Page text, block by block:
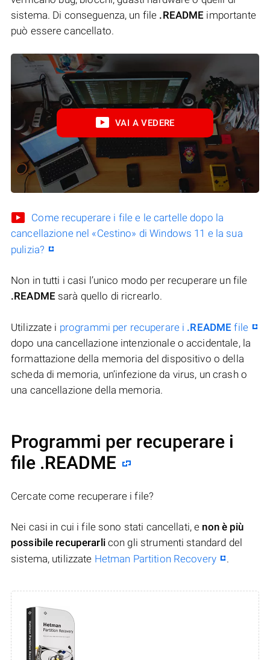
sistema. Di conseguenza, un file .README importante
può essere cancellato.
VAI A VEDERE
Come recuperare i file e le cartelle dopo la
cancellazione nel «Cestino» di Windows 11 e la sua
pulizia?
Non in tutti i casi l’unico modo per recuperare un file
.READMEsarà quello di ricrearlo.
Utilizzate i programmi per recuperare i .README file
dopo una cancellazione intenzionale o accidentale, la
formattazione della memoria del dispositivo o della
scheda di memoria, un’infezione da virus, un crash o
una cancellazione della memoria.
Programmi per recuperare i
file .README
Cercate come recuperare i file?
Nei casi in cui i file sono stati cancellati, e non è più
possibile recuperarlicon gli strumenti standard del
sistema, utilizzate Hetman Partition Recovery .